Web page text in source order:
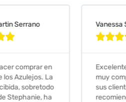
Solano

calidad y diseño,
comprometidos con
clientes, los